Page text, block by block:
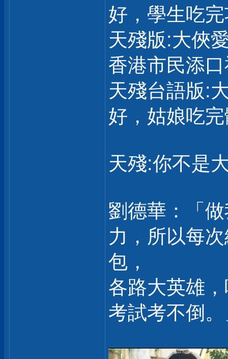
好，學生吃
天殘版:大俠
香港市民添
天殘台語版:
好，姑娘吃
天殘:你不是
劉德華：「
力，所以每
包，
各路大英雄
考試考不倒